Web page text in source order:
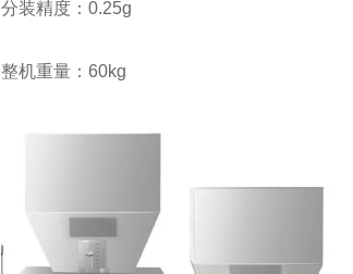
分装精度：0.25g
整机重量：60kg